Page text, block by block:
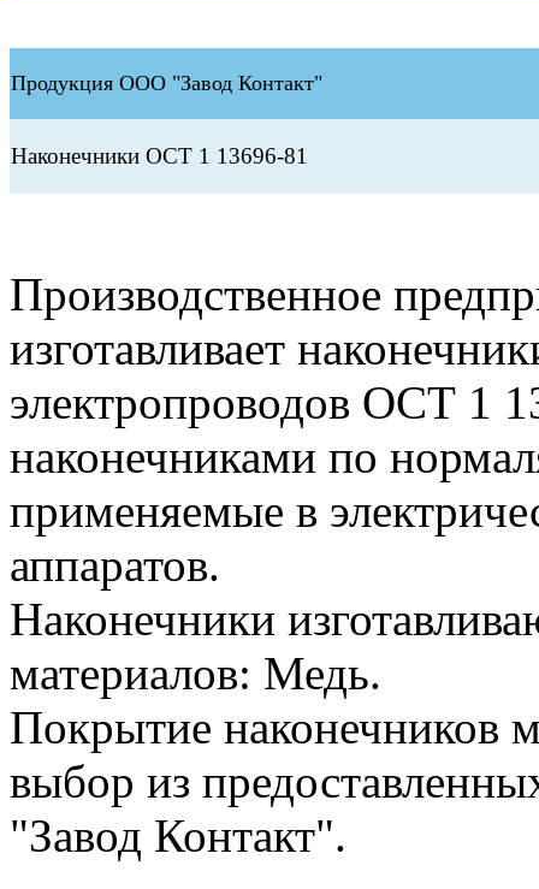
Продукция ООО "Завод Контакт"
Наконечники ОСТ 1 13696-81
Производственное
изготавливает
электропроводов ОСТ 1
наконечниками по
применяемые в
аппаратов.
Наконечники
материалов: Медь.
Покрытие наконечников
выбор из
"Завод Контакт".